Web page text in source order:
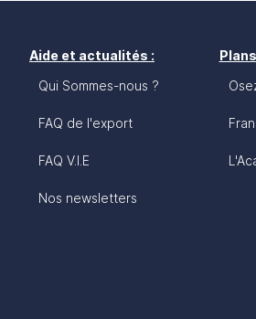
Aide et actualités :
Qui Sommes-nous ?
FAQ de l'export
FAQ V.I.E
Nos newsletters